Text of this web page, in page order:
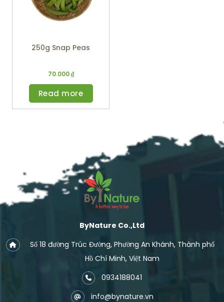
250g Snap Peas
70.000₫
Read more
ByNature Co.,Ltd
Số 18 đường Trúc Đường, Phường An Khánh, Thành phố
Hồ Chí Minh, Việt Nam
0934188041
info@bynature.vn